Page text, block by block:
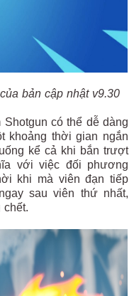
bản cập nhật v9.30
có thể dễ dàng
khoảng thời gian ngắn
kể cả khi bắn trượt
với việc đối phương
khi mà viên đạn tiếp
sau viên thứ nhất,